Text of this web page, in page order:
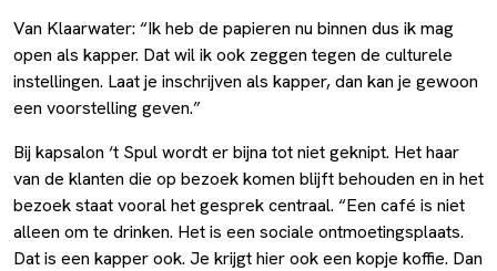
Van Klaarwater: “Ik heb de papieren nu binnen dus ik mag
open als kapper. Dat wil ik ook zeggen tegen de culturele
instellingen. Laat je inschrijven als kapper, dan kan je gewoon
een voorstelling geven.”
Bij kapsalon ‘t Spul wordt er bijna tot niet geknipt. Het haar
van de klanten die op bezoek komen blijft behouden en in het
bezoek staat vooral het gesprek centraal. “Een café is niet
alleen om te drinken. Het is een sociale ontmoetingsplaats.
Dat is een kapper ook. Je krijgt hier ook een kopje koffie. Dan